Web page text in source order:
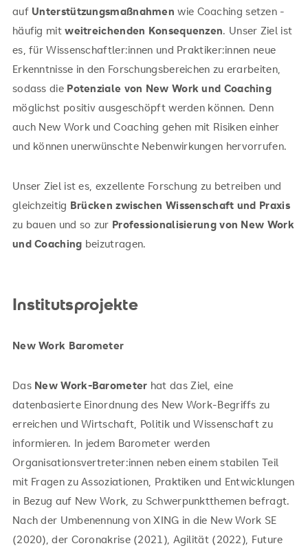
auf Unterstützungsmaßnahmen wie Coaching setzen -
häufig mitweitreichenden Konsequenzen. Unser Ziel ist
es, für Wissenschaftler:innen und Praktiker:innen neue
Erkenntnisse in den Forschungsbereichen zu erarbeiten,
sodass die Potenziale von New Work und Coaching
möglichst positiv ausgeschöpft werden können. Denn
auch New Work und Coaching gehen mit Risiken einher
und können unerwünschte Nebenwirkungen hervorrufen.
Unser Ziel ist es, exzellente Forschung zu betreiben und
gleichzeitig Brücken zwischen Wissenschaft und Praxis
zu bauen und so zur Professionalisierung von New Work
und Coaching beizutragen.
Institutsprojekte
New Work Barometer
Das New Work-Barometer hat das Ziel, eine
datenbasierte Einordnung des New Work-Begriffs zu
erreichen und Wirtschaft, Politik und Wissenschaft zu
informieren. In jedem Barometer werden
Organisationsvertreter:innen neben einem stabilen Teil
mit Fragen zu Assoziationen, Praktiken und Entwicklungen
in Bezug auf New Work, zu Schwerpunktthemen befragt.
Nach der Umbenennung von XING in die New Work SE
(2020), der Coronakrise (2021), Agilität (2022), Future